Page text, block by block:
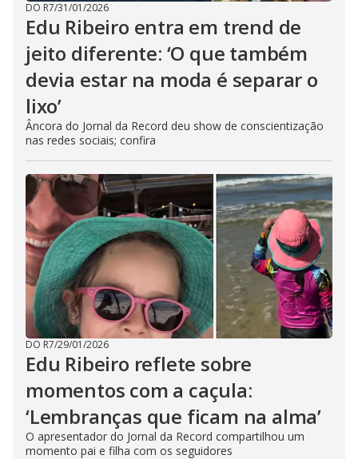
DO R7/31/01/2026
Edu Ribeiro entra em trend de
jeito diferente: ‘O que também
devia estar na moda é separar o
lixo’
Âncora do Jornal da Record deu show de conscientização
nas redes sociais; confira
DO R7/29/01/2026
Edu Ribeiro reflete sobre
momentos com a caçula:
‘Lembranças que ficam na alma’
O apresentador do Jornal da Record compartilhou um
momento pai e filha com os seguidores